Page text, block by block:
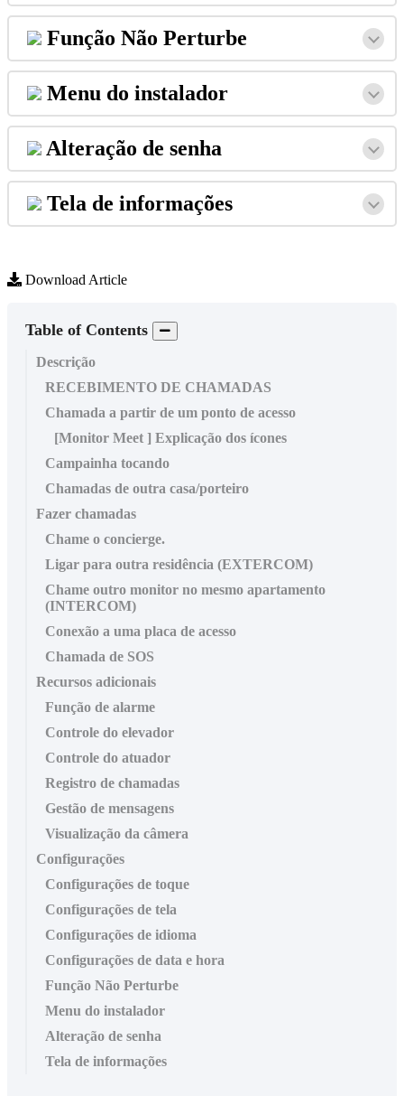
Função Não Perturbe
Menu do instalador
Alteração de senha
Tela de informações
Download Article
Table of Contents
Descrição
RECEBIMENTO DE CHAMADAS
Chamada a partir de um ponto de acesso
[Monitor Meet ] Explicação dos ícones
Campainha tocando
Chamadas de outra casa/porteiro
Fazer chamadas
Chame o concierge.
Ligar para outra residência (EXTERCOM)
Chame outro monitor no mesmo apartamento
(INTERCOM)
Conexão a uma placa de acesso
Chamada de SOS
Recursos adicionais
Função de alarme
Controle do elevador
Controle do atuador
Registro de chamadas
Gestão de mensagens
Visualização da câmera
Configurações
Configurações de toque
Configurações de tela
Configurações de idioma
Configurações de data e hora
Função Não Perturbe
Menu do instalador
Alteração de senha
Tela de informações